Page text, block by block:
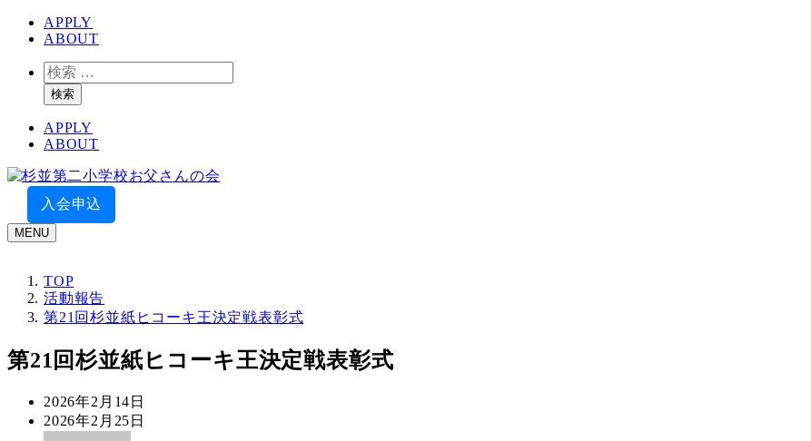
へ
APPLY
ABOUT
検
索検索
APPLY
ABOUT
入会申込
MENU
TOP
活動報告
第21回杉並紙ヒコーキ王決定戦表彰式
第21回杉並紙ヒコーキ王決定戦表彰式
投
稿
2026年2月14日
更
2026年2月25日